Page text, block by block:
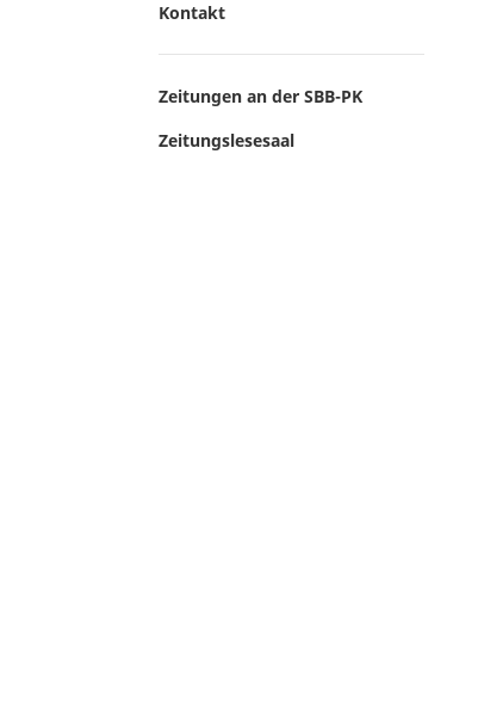
Kontakt
Zeitungen an der SBB-PK
Zeitungslesesaal